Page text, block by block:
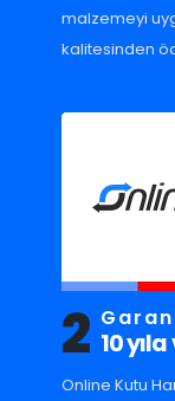
malzemeyi
kalitesinden
2 10
Online Kutu